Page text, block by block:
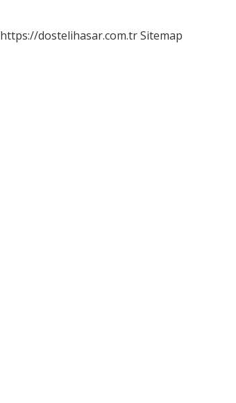
https://dostelihasar.com.trSitemap